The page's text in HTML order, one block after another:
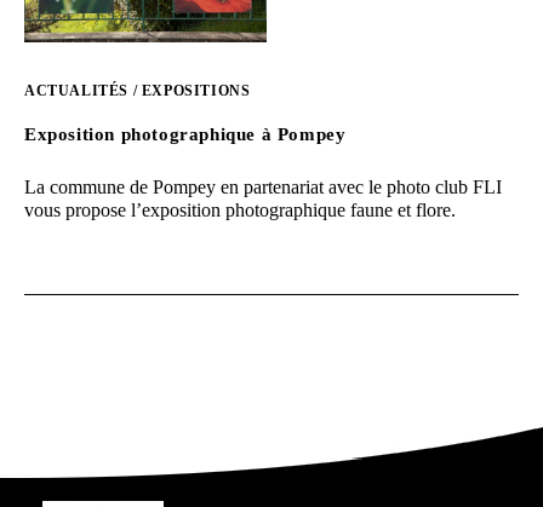
ACTUALITÉS / EXPOSITIONS
Exposition photographique à Pompey
La commune de Pompey en partenariat avec le photo club FLI
vous propose l’exposition photographique faune et flore.